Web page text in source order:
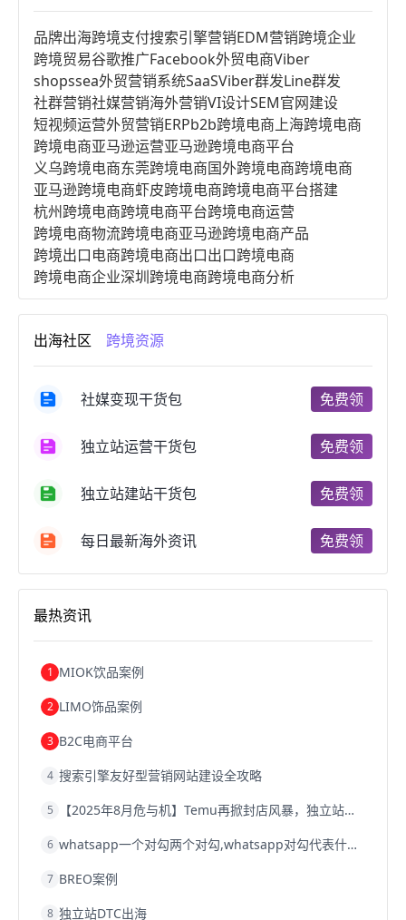
品牌出海跨境支付搜索引擎营销EDM营销跨境企业
跨境贸易谷歌推广Facebook外贸电商Viber
shopssea外贸营销系统SaaSViber群发Line群发
社群营销社媒营销海外营销VI设计SEM官网建设
短视频运营外贸营销ERPb2b跨境电商上海跨境电商
跨境电商亚马逊运营亚马逊跨境电商平台
义乌跨境电商东莞跨境电商国外跨境电商跨境电商
亚马逊跨境电商虾皮跨境电商跨境电商平台搭建
杭州跨境电商跨境电商平台跨境电商运营
跨境电商物流跨境电商亚马逊跨境电商产品
跨境出口电商跨境电商出口出口跨境电商
跨境电商企业深圳跨境电商跨境电商分析
进口跨境电商跨境电商服务广州跨境电商
跨境电商市场跨境电商创业跨境电商注册
跨境电商开店跨境电商营销
跨境电商商品个人跨境电商跨境电商案例
郑州跨境电商跨境电商趋势
跨境电商费用美国跨境电商
天津跨境电商东南亚跨境电商
跨境电商b2b阿里巴巴跨境电商
跨境电商关税
跨境电商建站
浙江跨境电商宁波跨境电商跨境电商的模式
跨境电商优势跨境电商的优势
出海社区 跨境资源
社媒变现干货包 免费领
独立站运营干货包 免费领
独立站建站干货包 免费领
每日最新海外资讯 免费领
最热资讯
1 MIOK饮品案例
2 LIMO饰品案例
3 B2C电商平台
4 搜索引擎友好型营销网站建设全攻略
5 【2025年8月危与机】Temu再掀封店风暴，独立站才是跨境卖家的避险通道
6 whatsapp一个对勾两个对勾,whatsapp对勾代表什么意思
7 BREO案例
8 独立站DTC出海